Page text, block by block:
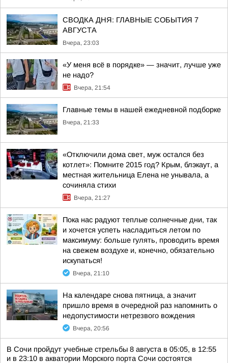
СВОДКА ДНЯ: ГЛАВНЫЕ СОБЫТИЯ 7
АВГУСТА
Вчера, 23:03
«У меня всё в порядке» — значит, лучше уже
не надо?
Вчера, 21:54
Главные темы в нашей ежедневной подборке
Вчера, 21:33
«Отключили дома свет, муж остался без
котлет»: Помните 2015 год? Крым, блэкаут, а
местная жительница Елена не унывала, а
сочиняла стихи
Вчера, 21:27
Пока нас радуют теплые солнечные дни, так
и хочется успеть насладиться летом по
максимуму: больше гулять, проводить время
на свежем воздухе и, конечно, обязательно
искупаться!
Вчера, 21:10
На календаре снова пятница, а значит
пришло время в очередной раз напомнить о
недопустимости нетрезвого вождения
Вчера, 20:56
В Сочи пройдут учебные стрельбы 8 августа в 05:05, в 12:55
и в 23:10 в акватории Морского порта Сочи состоятся